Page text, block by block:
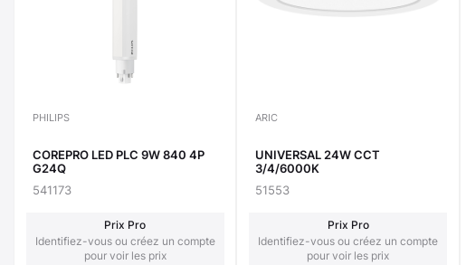
PHILIPS
COREPRO LED PLC 9W 840 4P
G24Q
541173
Prix Pro
Identifiez-vous ou créez un compte
pour voir les prix
ARIC
UNIVERSAL 24W CCT
3/4/6000K
51553
Prix Pro
Identifiez-vous ou créez un compte
pour voir les prix